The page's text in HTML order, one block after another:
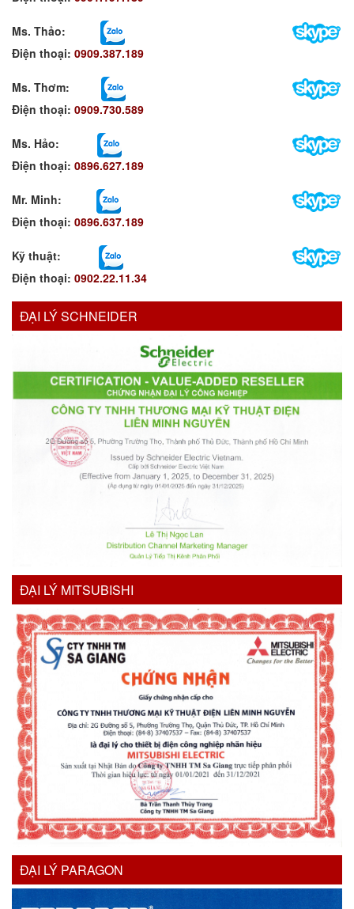
Ms. Thảo:
Điện thoại: 0909.387.189
Ms. Thơm:
Điện thoại: 0909.730.589
Ms. Hảo:
Điện thoại: 0896.627.189
Mr. Minh:
Điện thoại: 0896.637.189
Kỹ thuật:
Điện thoại: 0902.22.11.34
ĐẠI LÝ SCHNEIDER
ĐẠI LÝ MITSUBISHI
ĐẠI LÝ PARAGON